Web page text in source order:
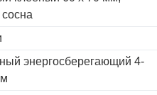
энергосберегающий 4-